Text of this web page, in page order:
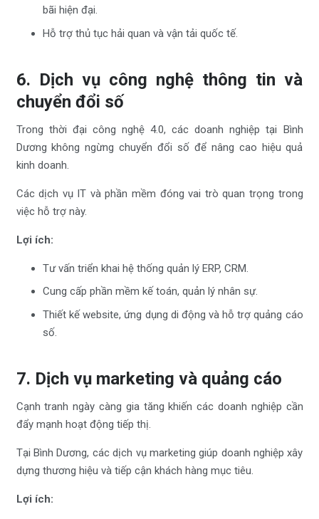
bãi hiện đại.
Hỗ trợ thủ tục hải quan và vận tải quốc tế.
6. Dịch vụ công nghệ thông tin và
chuyển đổi số
Trong thời đại công nghệ 4.0, các doanh nghiệp tại Bình
Dương không ngừng chuyển đổi số để nâng cao hiệu quả
kinh doanh.
Các dịch vụ IT và phần mềm đóng vai trò quan trọng trong
việc hỗ trợ này.
Lợi ích:
Tư vấn triển khai hệ thống quản lý ERP, CRM.
Cung cấp phần mềm kế toán, quản lý nhân sự.
Thiết kế website, ứng dụng di động và hỗ trợ quảng cáo
số.
7. Dịch vụ marketing và quảng cáo
Cạnh tranh ngày càng gia tăng khiến các doanh nghiệp cần
đẩy mạnh hoạt động tiếp thị.
Tại Bình Dương, các dịch vụ marketing giúp doanh nghiệp xây
dựng thương hiệu và tiếp cận khách hàng mục tiêu.
Lợi ích: